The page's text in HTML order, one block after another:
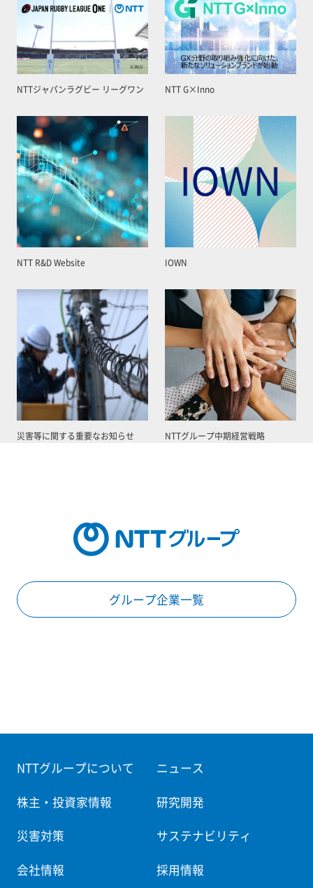
NTTジャパンラグビー リーグワン NTT G×Inno
NTT R&D Website IOWN
災害等に関する重要なお知らせ NTTグループ中期経営戦略
グループ企業一覧
NTTグループについて ニュース
株主・投資家情報 研究開発
災害対策 サステナビリティ
会社情報 採用情報